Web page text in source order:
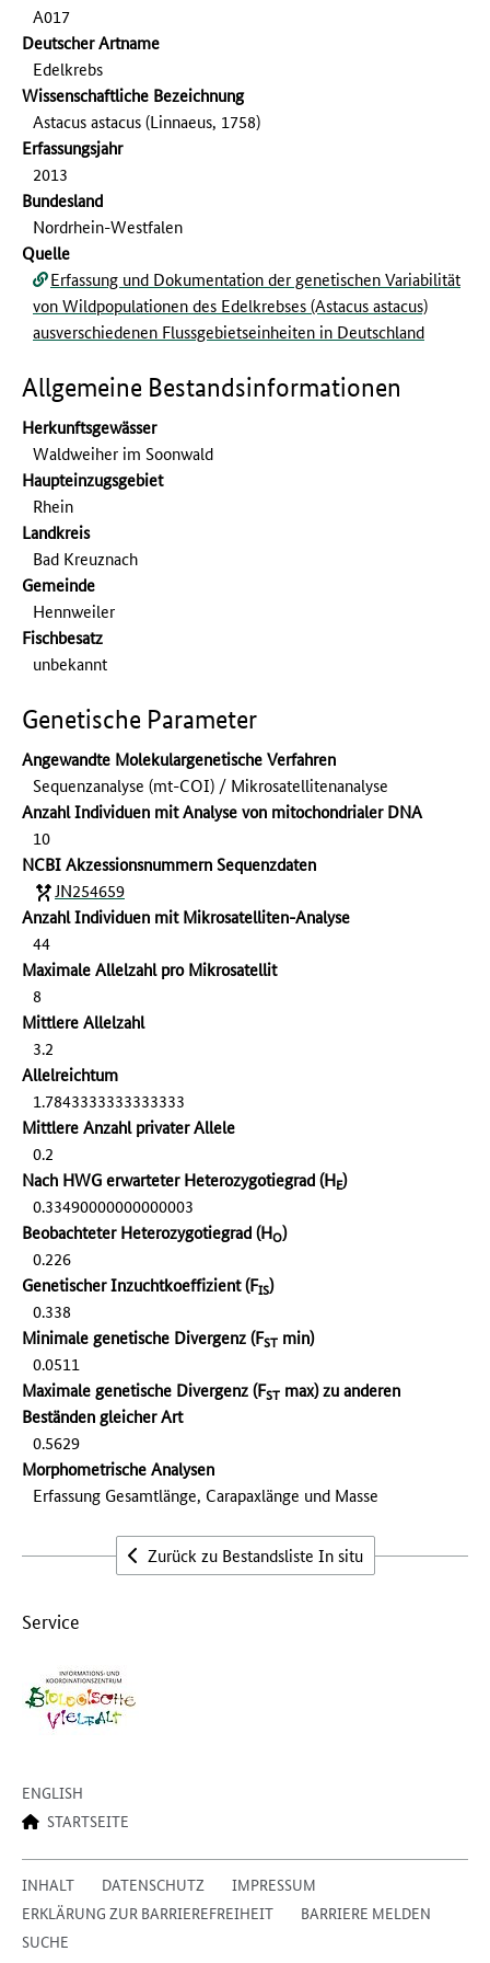
A017
Deutscher Artname
Edelkrebs
Wissenschaftliche Bezeichnung
Astacus astacus (Linnaeus, 1758)
Erfassungs­jahr
2013
Bundesland
Nordrhein-Westfalen
Quelle
Erfassung und Dokumentation der genetischen Variabilität
von Wildpopulationen des Edelkrebses (Astacus astacus)
ausverschiedenen Flussgebietseinheiten in Deutschland
Allgemeine Bestandsinformationen
Herkunftsgewässer
Waldweiher im Soonwald
Haupteinzugsgebiet
Rhein
Landkreis
Bad Kreuznach
Gemeinde
Hennweiler
Fischbesatz
unbekannt
Genetische Parameter
Angewandte Molekulargenetische Verfahren
Sequenzanalyse (mt-COI) / Mikrosatellitenanalyse
Anzahl Individuen mit Analyse von mitochondrialer DNA
10
NCBI Akzessionsnummern Sequenzdaten
JN254659
Anzahl Individuen mit Mikrosatelliten-Analyse
44
Maximale Allelzahl pro Mikrosatellit
8
Mittlere Allelzahl
3.2
Allelreichtum
1.7843333333333333
Mittlere Anzahl privater Allele
0.2
Nach HWG erwarteter Heterozygotiegrad (HE)
0.33490000000000003
Beobachteter Heterozygotiegrad (HO)
0.226
Genetischer Inzuchtkoeffizient (FIS)
0.338
Minimale genetische Divergenz (FST min)
0.0511
Maximale genetische Divergenz (FST max) zu anderen
Beständen gleicher Art
0.5629
Morphometrische Analysen
Erfassung Gesamtlänge, Carapaxlänge und Masse
Zurück zu Bestandsliste In situ
Service
ENGLISH
STARTSEITE
INHALT DATENSCHUTZ
IMPRESSUM
ERKLÄRUNG ZUR BARRIEREFREIHEIT
BARRIERE MELDEN
SUCHE